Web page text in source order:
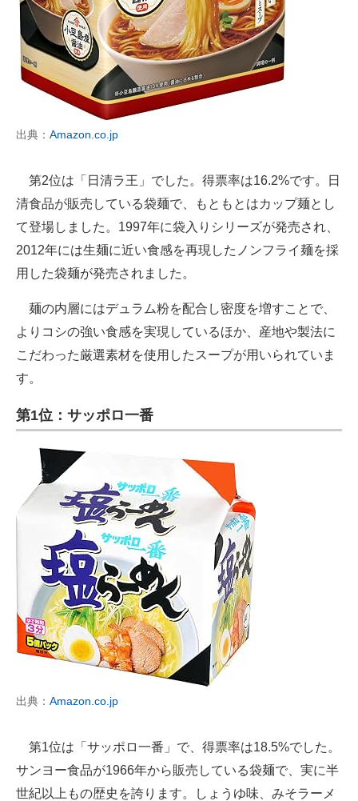
出典： Amazon.co.jp
第2位は「日清ラ王」でした。得票率は16.2%です。日
清食品が販売している袋麺で、もともとはカップ麺とし
て登場しました。1997年に袋入りシリーズが発売され、
2012年には生麺に近い食感を再現したノンフライ麺を採
用した袋麺が発売されました。
麺の内層にはデュラム粉を配合し密度を増すことで、
よりコシの強い食感を実現しているほか、産地や製法に
こだわった厳選素材を使用したスープが用いられていま
す。
第1位：サッポロ一番
出典： Amazon.co.jp
第1位は「サッポロ一番」で、得票率は18.5%でした。
サンヨー食品が1966年から販売している袋麺で、実に半
世紀以上もの歴史を誇ります。しょうゆ味、みそラーメ